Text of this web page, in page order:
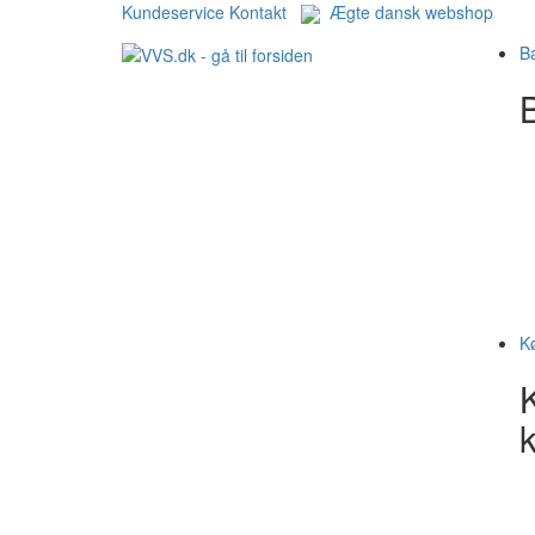
Kundeservice Kontakt
Ægte dansk webshop